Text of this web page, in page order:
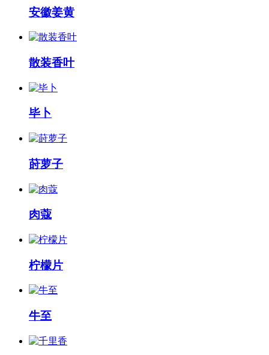
安徽姜黄
散装香叶
毕卜
莳萝子
肉蔻
柠檬片
牛至